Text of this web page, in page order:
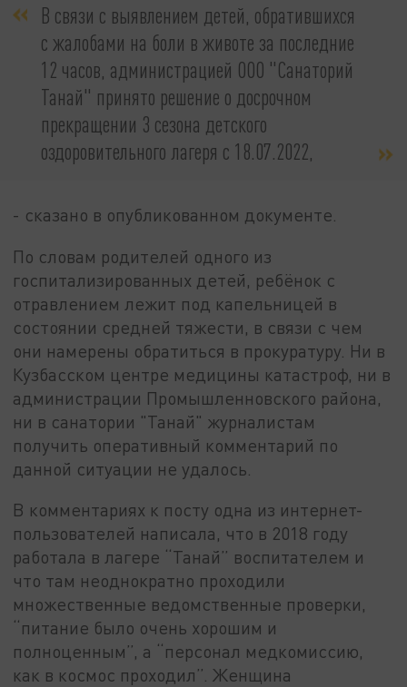
В связи с выявлением детей, обратившихся
с жалобами на боли в животе за последние
12 часов, администрацией ООО "Санаторий
Танай" принято решение о досрочном
прекращении 3 сезона детского
оздоровительного лагеря с 18.07.2022,
- сказано в опубликованном документе.
По словам родителей одного из
госпитализированных детей, ребёнок с
отравлением лежит под капельницей в
состоянии средней тяжести, в связи с чем
они намерены обратиться в прокуратуру. Ни в
Кузбасском центре медицины катастроф, ни в
администрации Промышленновского района,
ни в санатории "Танай" журналистам
получить оперативный комментарий по
данной ситуации не удалось.
В комментариях к посту одна из интернет-
пользователей написала, что в 2018 году
работала в лагере “Танай” воспитателем и
что там неоднократно проходили
множественные ведомственные проверки,
“питание было очень хорошим и
полноценным”, а “персонал медкомиссию,
как в космос проходил”. Женщина